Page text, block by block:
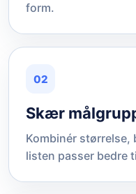
form.
02
Skær
Kombinér størrelse,
listen passer bedre